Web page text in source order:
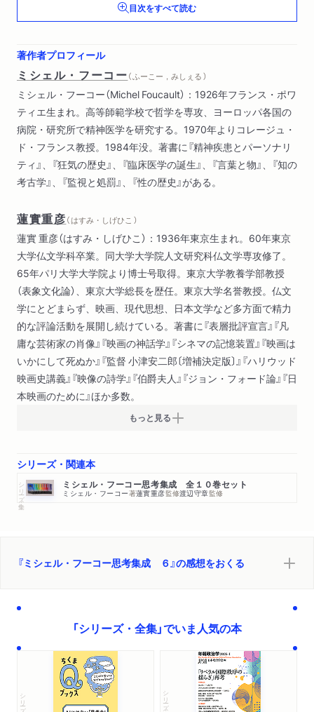
目次をすべて読む
著作者プロフィール
ミシェル・フーコー（ ふーこー，みしぇる ）
ミシェル・フーコー（Michel Foucault）：1926年フランス・ポワ
ティエ生まれ。高等師範学校で哲学を専攻、ヨーロッパ各国の
病院・研究所で精神医学を研究する。1970年よりコレージュ・
ド・フランス教授。1984年没。著書に『精神疾患とパーソナリ
ティ』、『狂気の歴史』、『臨床医学の誕生』、『言葉と物』、『知の
考古学』、『監視と処罰』、『性の歴史』がある。
蓮實重彦（ はすみ・しげひこ ）
蓮實 重彦（はすみ・しげひこ）：1936年東京生まれ。60年東京
大学仏文学科卒業。同大学大学院人文研究科仏文学専攻修了。
65年パリ大学大学院より博士号取得。東京大学教養学部教授
（表象文化論）、東京大学総長を歴任。東京大学名誉教授。仏文
学にとどまらず、映画、現代思想、日本文学など多方面で精力
的な評論活動を展開し続けている。著書に『表層批評宣言』『凡
庸な芸術家の肖像』『映画の神話学』『シネマの記憶装置』『映画は
いかにして死ぬか』『監督 小津安二郎〔増補決定版〕』『ハリウッド
映画史講義』『映像の詩学』『伯爵夫人』『ジョン・フォード論』『日
本映画のために』ほか多数。
もっと見る
シリーズ・関連本
シリーズ・全集 ミシェル・フーコー思考集成 全１０巻セット
ミシェル・フーコー著蓮實重彦監修渡辺守章監修
『ミシェル・フーコー思考集成 ６』の感想をおくる
「シリーズ・全集」でいま人気の本
シリーズ・全集 シリーズ・全集